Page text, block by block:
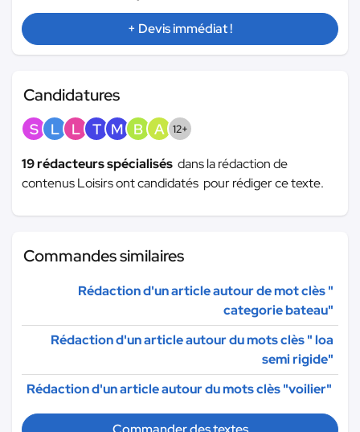
+ Devis immédiat !
Candidatures
S L L T M B A 12+
19 rédacteurs spécialisés dans la rédaction de
contenus Loisirs ont candidatés pour rédiger ce texte.
Commandes similaires
Rédaction d'un article autour de mot clès "
categorie bateau"
Rédaction d'un article autour du mots clès " loa
semi rigide"
Rédaction d'un article autour du mots clès "voilier"